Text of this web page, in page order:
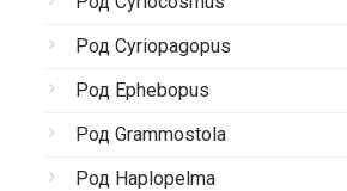
Род Cyriopagopus
Род Ephebopus
Род Grammostola
Род Haplopelma